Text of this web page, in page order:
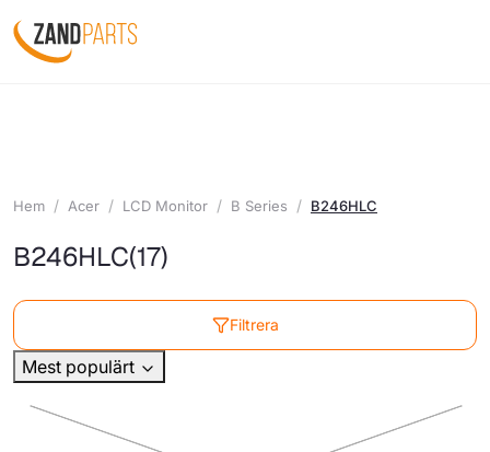
Hem Acer LCD Monitor B Series B246HLC
B246HLC(17)
Filtrera
Mest populärt